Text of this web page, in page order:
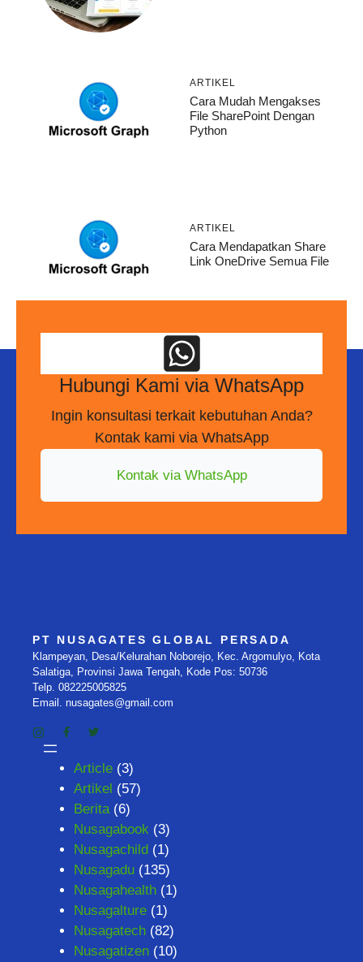
ARTIKEL
Cara Mudah Mengakses
File SharePoint Dengan
Python
ARTIKEL
Cara Mendapatkan Share
Link OneDrive Semua File
Hubungi Kami via WhatsApp
Ingin konsultasi terkait kebutuhan Anda?
Kontak kami via WhatsApp
Kontak via WhatsApp
PT NUSAGATES GLOBAL PERSADA
Klampeyan, Desa/Kelurahan Noborejo, Kec. Argomulyo, Kota
Salatiga, Provinsi Jawa Tengah, Kode Pos: 50736
Telp. 082225005825
Email. nusagates@gmail.com
Article (3)
Artikel (57)
Berita(6)
Nusagabook (3)
Nusagachild (1)
Nusagadu (135)
Nusagahealth (1)
Nusagalture (1)
Nusagatech (82)
Nusagatizen (10)